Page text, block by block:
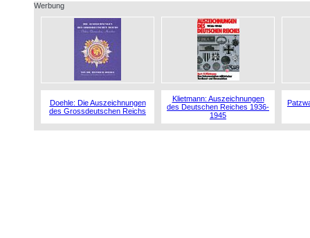
Werbung
Doehle: Die Auszeichnungen
des Grossdeutschen Reichs
Klietmann: Auszeichnungen
des Deutschen Reiches 1936-
1945